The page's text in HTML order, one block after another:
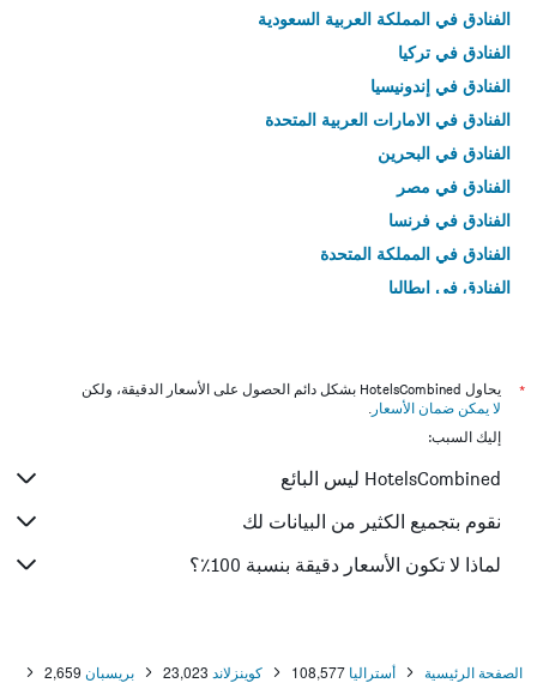
الفنادق في المملكة العربية السعودية
الفنادق في تركيا
الفنادق في إندونيسيا
الفنادق في الامارات العربية المتحدة
الفنادق في البحرين
الفنادق في مصر
الفنادق في فرنسا
الفنادق في المملكة المتحدة
الفنادق في إيطاليا
*
يحاول HotelsCombined بشكل دائم الحصول على الأسعار الدقيقة، ولكن
لا يمكن ضمان الأسعار .
إليك السبب:
HotelsCombined ليس البائع
نقوم بتجميع الكثير من البيانات لك
لماذا لا تكون الأسعار دقيقة بنسبة 100٪؟
الصفحة الرئيسية أستراليا 108,577 كوينزلاند 23,023 بريسبان 2,659